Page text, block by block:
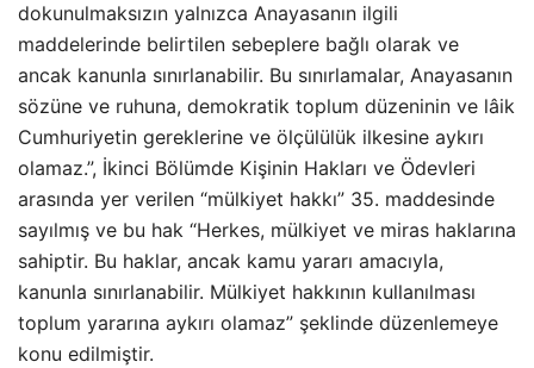
dokunulmaksızın yalnızca Anayasanın ilgili
maddelerinde belirtilen sebeplere bağlı olarak ve
ancak kanunla sınırlanabilir. Bu sınırlamalar, Anayasanın
sözüne ve ruhuna, demokratik toplum düzeninin ve lâik
Cumhuriyetin gereklerine ve ölçülülük ilkesine aykırı
olamaz.”, İkinci Bölümde Kişinin Hakları ve Ödevleri
arasında yer verilen “mülkiyet hakkı” 35. maddesinde
sayılmış ve bu hak “Herkes, mülkiyet ve miras haklarına
sahiptir. Bu haklar, ancak kamu yararı amacıyla,
kanunla sınırlanabilir. Mülkiyet hakkının kullanılması
toplum yararına aykırı olamaz” şeklinde düzenlemeye
konu edilmiştir.